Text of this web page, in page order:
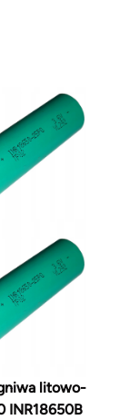
litowo-
INR18650B